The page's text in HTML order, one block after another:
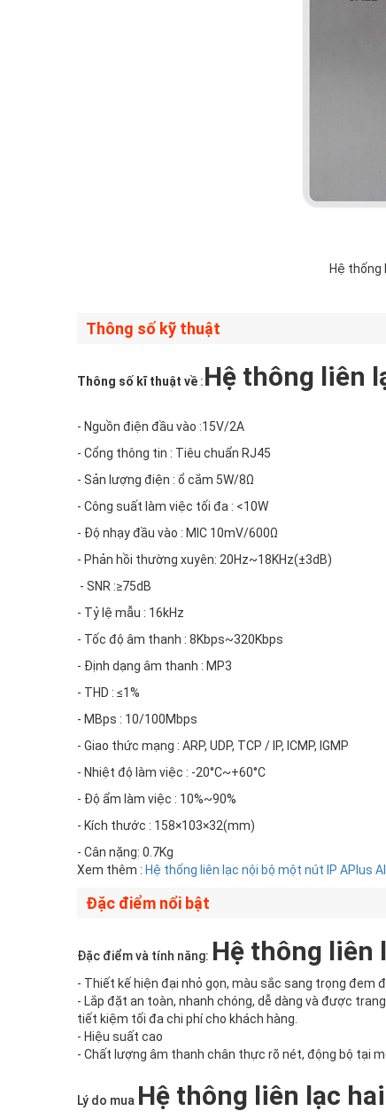
Hệ thống
Thông số kỹ thuật
Thông số kĩ thuật về :Hệ thông liên
- Nguồn điện đầu vào :15V/2A
- Cổng thông tin : Tiêu chuẩn RJ45
- Sản lượng điện : ổ cắm 5W/8Ω
- Công suất làm việc tối đa : <10W
- Độ nhạy đầu vào : MIC 10mV/600Ω
- Phản hồi thường xuyên: 20Hz~18KHz(±3dB)
- SNR :≥75dB
- Tỷ lệ mẫu : 16kHz
- Tốc độ âm thanh : 8Kbps~320Kbps
- Định dạng âm thanh : MP3
- THD : ≤1%
- MBps : 10/100Mbps
- Giao thức mạng : ARP, UDP, TCP / IP, ICMP, IGMP
- Nhiệt độ làm việc : -20°C~+60°C
- Độ ẩm làm việc : 10%~90%
- Kích thước : 158×103×32(mm)
- Cân nặng: 0.7Kg
Xem thêm : Hệ thống liên lạc nội bộ một nút IP APlus
Đặc điểm nổi bật
Đặc điểm và tính năng: Hệ thông liên
- Thiết kế hiện đại nhỏ gọn, màu sắc sang trọng đem
- Lắp đặt an toàn, nhanh chóng, dễ dàng và được
tiết kiệm tối đa chi phí cho khách hàng.
- Hiệu suất cao
- Chất lượng âm thanh chân thực rõ nét, động bộ tại
Lý do mua Hệ thông liên lạc